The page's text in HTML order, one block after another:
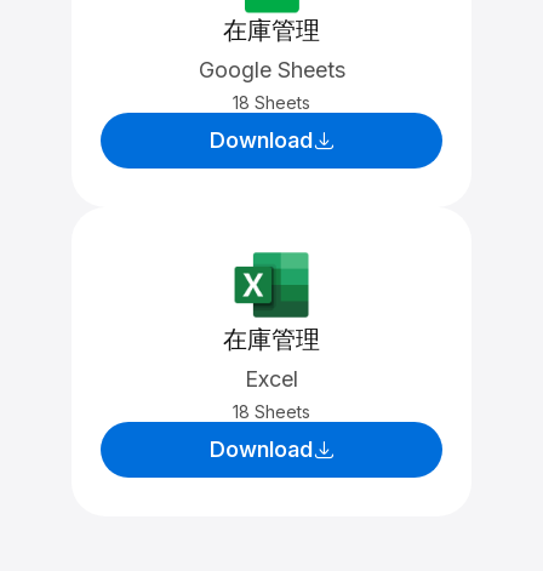
在庫管理
Google Sheets
18 Sheets
Download
在庫管理
Excel
18 Sheets
Download